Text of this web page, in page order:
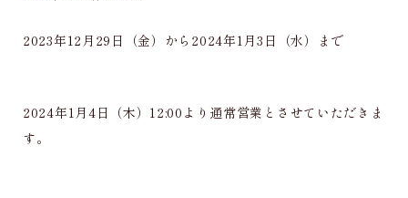
2023年12月29日（金）から2024年1月3日（水）まで
2024年1月4日（木）12:00より通常営業とさせていただきま
す。